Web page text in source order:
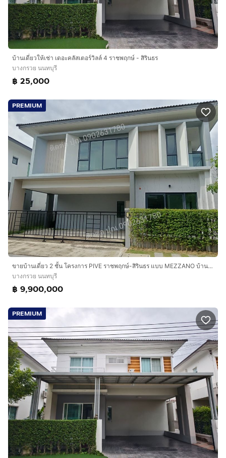
บ้านเดี่ยวให้เช่า เดอะคลัสเตอร์วิลล์ 4 ราชพฤกษ์ - สิรินธร
บางกรวย นนทบุรี
฿ 25,000
PREMIUM
ขายบ้านเดี่ยว 2 ชั้น โครงการ PIVE ราชพฤกษ์-สิรินธร แบบ MEZZANO บ้านใหม่ไม่เคยเข้าอยู่ เจ้าของขายเอง พร้อมโอน
บางกรวย นนทบุรี
฿ 9,900,000
PREMIUM